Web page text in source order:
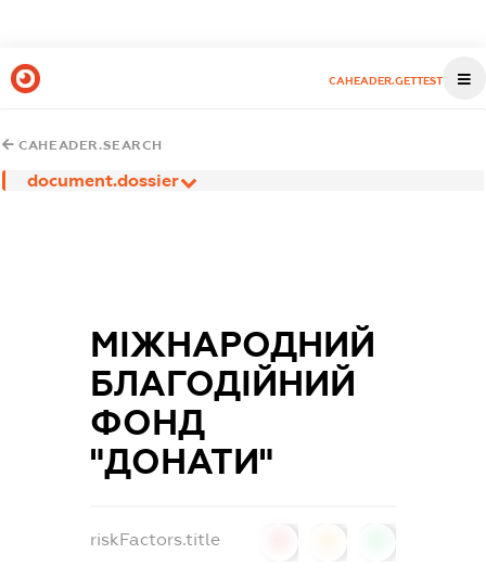
CAHEADER.GETTEST
CAHEADER.SEARCH
document.dossier
МІЖНАРОДНИЙ
БЛАГОДІЙНИЙ
ФОНД
"ДОНАТИ"
riskFactors.title